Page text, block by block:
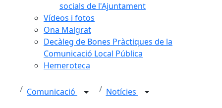
socials de l'Ajuntament
Vídeos i fotos
Ona Malgrat
Decàleg de Bones Pràctiques de la
Comunicació Local Pública
Hemeroteca
Comunicació Notícies